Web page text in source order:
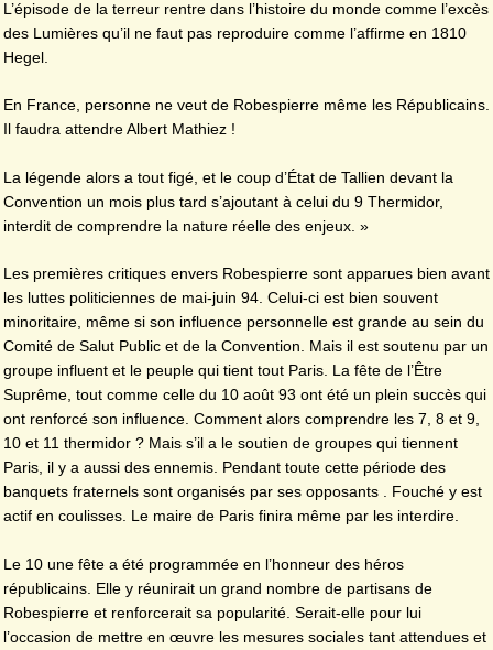
L’épisode de la terreur rentre dans l’histoire du monde comme l’excès
des Lumières qu’il ne faut pas reproduire comme l’affirme en 1810
Hegel.
En France, personne ne veut de Robespierre même les Républicains.
Il faudra attendre Albert Mathiez !
La légende alors a tout figé, et le coup d’État de Tallien devant la
Convention un mois plus tard s’ajoutant à celui du 9 Thermidor,
interdit de comprendre la nature réelle des enjeux. »
Les premières critiques envers Robespierre sont apparues bien avant
les luttes politiciennes de mai-juin 94. Celui-ci est bien souvent
minoritaire, même si son influence personnelle est grande au sein du
Comité de Salut Public et de la Convention. Mais il est soutenu par un
groupe influent et le peuple qui tient tout Paris. La fête de l’Être
Suprême, tout comme celle du 10 août 93 ont été un plein succès qui
ont renforcé son influence. Comment alors comprendre les 7, 8 et 9,
10 et 11 thermidor ? Mais s’il a le soutien de groupes qui tiennent
Paris, il y a aussi des ennemis. Pendant toute cette période des
banquets fraternels sont organisés par ses opposants . Fouché y est
actif en coulisses. Le maire de Paris finira même par les interdire.
Le 10 une fête a été programmée en l’honneur des héros
républicains. Elle y réunirait un grand nombre de partisans de
Robespierre et renforcerait sa popularité. Serait-elle pour lui
l’occasion de mettre en œuvre les mesures sociales tant attendues et